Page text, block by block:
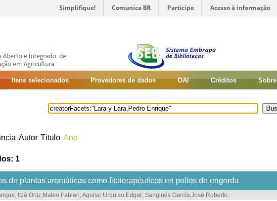
Simplifique! Comunica BR Participe Acesso à informação
Itens selecionados Provedores de dados OAI Créditos Sobre
Autor Título Ano
1
de plantas aromáticas como fitoterapéuticos en pollos de engorda
; Itzá Ortiz,Mateo Fabian;Aguilar Urquiso,Edgar; Sanginés García,José Roberto.